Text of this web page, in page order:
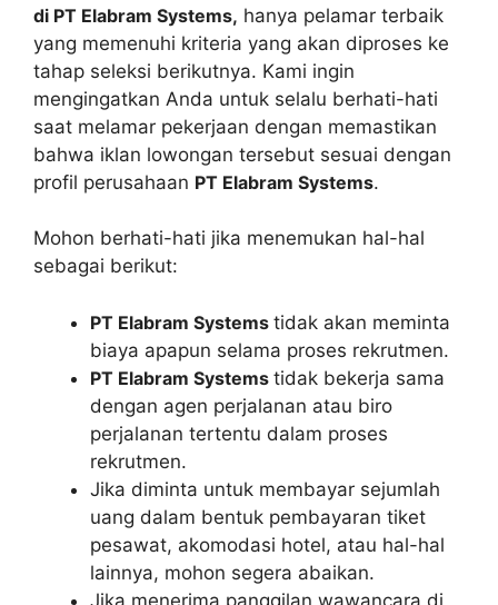
di PT Elabram Systems, hanya pelamar terbaik
yang memenuhi kriteria yang akan diproses ke
tahap seleksi berikutnya. Kami ingin
mengingatkan Anda untuk selalu berhati-hati
saat melamar pekerjaan dengan memastikan
bahwa iklan lowongan tersebut sesuai dengan
profil perusahaan PT Elabram Systems.
Mohon berhati-hati jika menemukan hal-hal
sebagai berikut:
PT Elabram Systems tidak akan meminta
biaya apapun selama proses rekrutmen.
PT Elabram Systems tidak bekerja sama
dengan agen perjalanan atau biro
perjalanan tertentu dalam proses
rekrutmen.
Jika diminta untuk membayar sejumlah
uang dalam bentuk pembayaran tiket
pesawat, akomodasi hotel, atau hal-hal
lainnya, mohon segera abaikan.
Jika menerima panggilan wawancara di